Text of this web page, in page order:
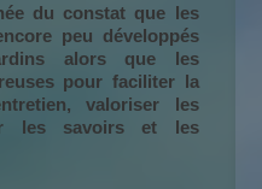
du constat que les
peu développés
alors que les
pour faciliter la
valoriser les
les savoirs et les